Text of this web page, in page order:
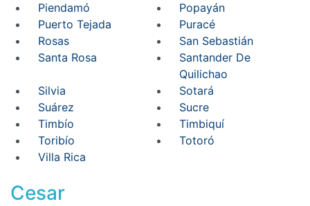
Piendamó
Popayán
Puerto Tejada
Puracé
Rosas
San Sebastián
Santa Rosa
Santander De
Quilichao
Silvia
Sotará
Suárez
Sucre
Timbío
Timbiquí
Toribío
Totoró
Villa Rica
Cesar